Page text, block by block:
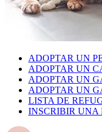
ADOPTAR UN
ADOPTAR UN
ADOPTAR UN
ADOPTAR UN
LISTA DE
INSCRIBIR UNA